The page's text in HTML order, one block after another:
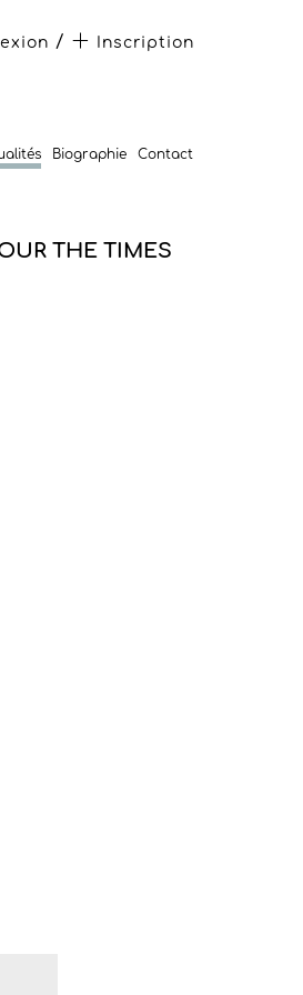
/ Inscription
Biographie Contact
THE TIMES